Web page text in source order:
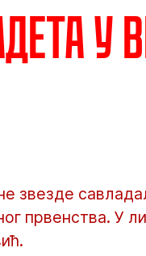
у
звезде
првенства. У